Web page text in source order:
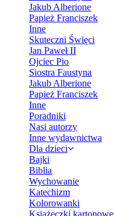
Jakub Alberione
Papież Franciszek
Inne
Skuteczni Święci
Jan Paweł II
Ojciec Pio
Siostra Faustyna
Jakub Alberione
Papież Franciszek
Inne
Poradniki
Nasi autorzy
Inne wydawnictwa
Dla dzieci
Bajki
Biblia
Wychowanie
Katechizm
Kolorowanki
Książeczki kartonowe